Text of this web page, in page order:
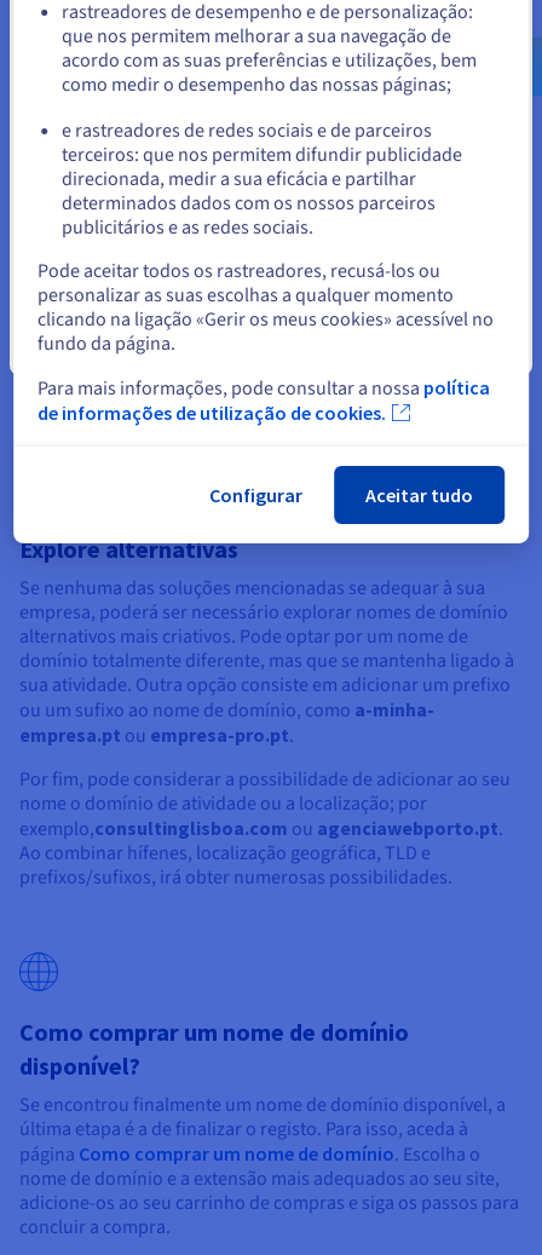
Vantagens dos TLD alternativos
Existe hoje uma grande variedade de extensões TLD, que vão
dos clássicos.com,.orge.neta extensões mais recentes,
como.tech,.shopou.io. Cada extensão tem as suas próprias
vantagens e pode visar um público específico. Escolher uma
extensão TLD alternativa permite-lhe diferenciar o seu nome
de domínio mantendo o seu nome principal.
Por exemplo, uma empresa sediada em França poderia optar
por uma extensão.frem vez de uma extensão.com,
demonstrando assim claramente a sua ligação ao mercado
francês. Do mesmo modo, uma empresa especializada no e-
para atrair mais clientes interessados nos seus produtos.
Explore alternativas
Se nenhuma das soluções mencionadas se adequar à sua
empresa, poderá ser necessário explorar nomes de domínio
alternativos mais criativos. Pode optar por um nome de
domínio totalmente diferente, mas que se mantenha ligado à
sua atividade. Outra opção consiste em adicionar um prefixo
ou um sufixo ao nome de domínio, como a-minha-
empresa.pt ou empresa-pro.pt.
Por fim, pode considerar a possibilidade de adicionar ao seu
nome o domínio de atividade ou a localização; por
exemplo,consultinglisboa.com ou agenciawebporto.pt.
Ao combinar hífenes, localização geográfica, TLD e
prefixos/sufixos, irá obter numerosas possibilidades.
Como comprar um nome de domínio
disponível?
Se encontrou finalmente um nome de domínio disponível, a
última etapa é a de finalizar o registo. Para isso, aceda à
página Como comprar um nome de domínio. Escolha o
nome de domínio e a extensão mais adequados ao seu site,
adicione-os ao seu carrinho de compras e siga os passos para
concluir a compra.
Aceder ao website do Estados Unidos
us.ovhcloud.com/
Inglês USD - $
ou
Ficar no website atual
Selecionar outro website
rastreadores de desempenho e de personalização:
que nos permitem melhorar a sua navegação de
acordo com as suas preferências e utilizações, bem
como medir o desempenho das nossas páginas;
e rastreadores de redes sociais e de parceiros
terceiros: que nos permitem difundir publicidade
direcionada, medir a sua eficácia e partilhar
determinados dados com os nossos parceiros
publicitários e as redes sociais.
Pode aceitar todos os rastreadores, recusá-los ou
personalizar as suas escolhas a qualquer momento
clicando na ligação «Gerir os meus cookies» acessível no
fundo da página.
Para mais informações, pode consultar a nossa política
de informações de utilização de cookies.
Configurar Aceitar tudo